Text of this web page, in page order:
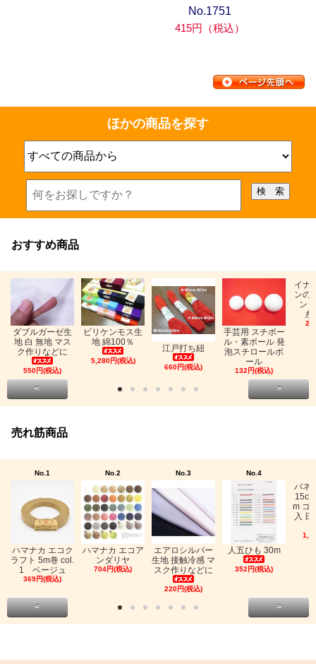
No.1751
415円（税込）
ほかの商品を探す
おすすめ商品
ダブルガーゼ生
地 白 無地 マス
ク作りなどに
550円(税込)
ビリケンモス生
地 綿100％
5,280円(税込)
江戸打ち紐
660円(税込)
手芸用 スチボー
ル・素ボール 発
泡スチロールボ
ール
132円(税込)
イナ
ンの
ン
糸
< >
売れ筋商品
No.1
ハマナカ エコク
ラフト 5m巻 col.
1 ベージュ
369円(税込)
No.2
ハマナカ エコア
ンダリヤ
704円(税込)
No.3
エアロシルバー
生地 接触冷感 マ
スク作りなどに
220円(税込)
No.4
人五ひも 30m
352円(税込)
バネ
m ゴ
入
< >